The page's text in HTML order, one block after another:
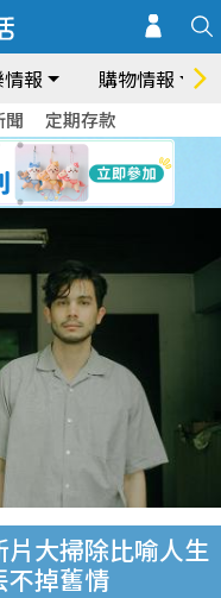
報 購物情報
聞 定期存款
片大掃除比喻人生
不掉舊情